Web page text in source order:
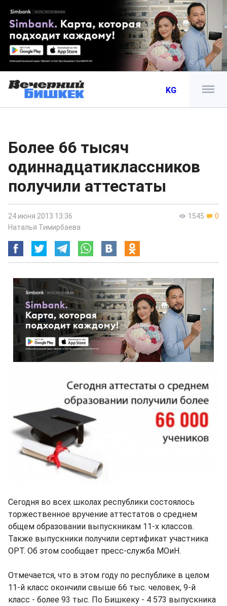
KG
Более 66 тысяч
одиннадцатиклассников
получили аттестаты
1545 0
24 июня 2013 13:36
Наталья Тимирбаева
Сегодня во всех школах республики состоялось
торжественное вручение аттестатов о среднем
общем образовании выпускникам 11-х классов.
Также выпускники получили сертификат участника
ОРТ. Об этом сообщает пресс-служба МОиН.
Отмечается, что в этом году по республике в целом
11-й класс окончили свыше 66 тыс. человек, 9-й
класс - более 93 тыс. По Бишкеку - 4 573 выпускника